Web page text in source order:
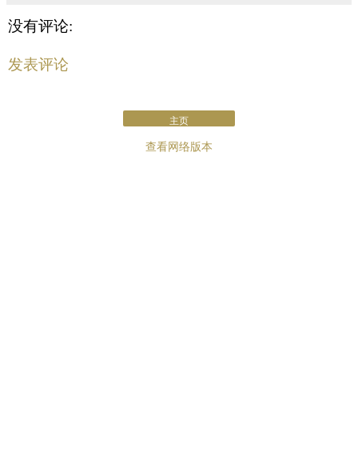
没有评论:
发表评论
主页
查看网络版本